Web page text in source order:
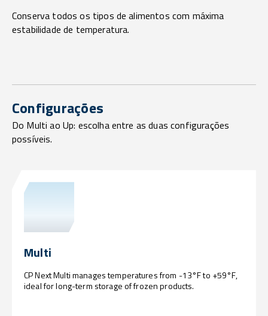
Conserva todos os tipos de alimentos com máxima
estabilidade de temperatura.
Configurações
Do Multi ao Up: escolha entre as duas configurações
possíveis.
Multi
CP Next Multi manages temperatures from -13°F to +59°F,
ideal for long-term storage of frozen products.